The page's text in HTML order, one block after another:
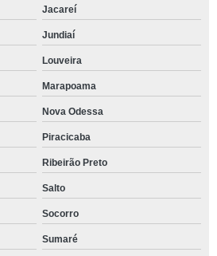
Jacareí
Jundiaí
Louveira
Marapoama
Nova Odessa
Piracicaba
Ribeirão Preto
Salto
Socorro
Sumaré